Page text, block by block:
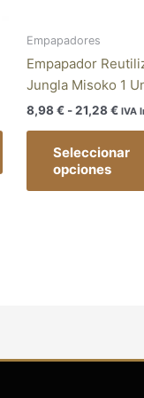
Empapadores
Empapador
Jungla Misoko 1
8,98€ -21,28€ IVA
Seleccionar
opciones